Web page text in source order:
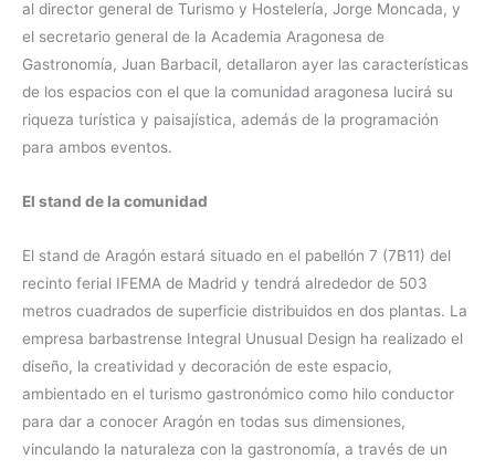
al director general de Turismo y Hostelería, Jorge Moncada, y
el secretario general de la Academia Aragonesa de
Gastronomía, Juan Barbacil, detallaron ayer las características
de los espacios con el que la comunidad aragonesa lucirá su
riqueza turística y paisajística, además de la programación
para ambos eventos.
El stand de la comunidad
El stand de Aragón estará situado en el pabellón 7 (7B11) del
recinto ferial IFEMA de Madrid y tendrá alrededor de 503
metros cuadrados de superficie distribuidos en dos plantas. La
empresa barbastrense Integral Unusual Design ha realizado el
diseño, la creatividad y decoración de este espacio,
ambientado en el turismo gastronómico como hilo conductor
para dar a conocer Aragón en todas sus dimensiones,
vinculando la naturaleza con la gastronomía, a través de un